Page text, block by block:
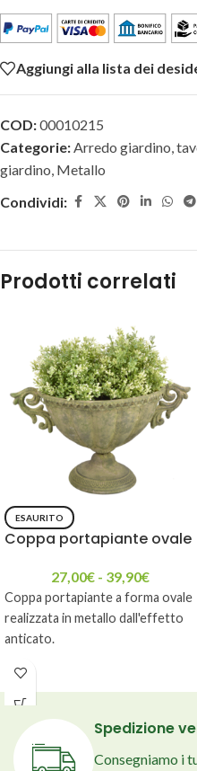
Aggiungi alla lista dei
COD:00010215
Categorie: Arredo giardino,
giardino Metallo
Condividi:
Prodotti correlati
ESAURITO
Coppa portapiante ovale
27,00€ - 39,90€
Coppa portapiante a forma ovale
realizzata in metallo dall'effetto
anticato.
Spedizione
Consegniamo i